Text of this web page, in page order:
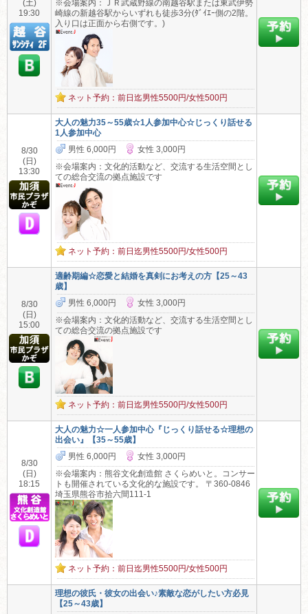
(土)
19:30
※会場案内：ＪＲ武蔵野線の南越谷駅または東武伊勢
崎線の新越谷駅からいずれも徒歩3分(ﾀﾞｲｴｰ側の2階。
入り口は正面から右側です。)
ネット予約：前日迄男性5500円/女性500円
8/30
(日)
13:30
大人の魅力35～55歳☆1人参加中心☆じっくり話せる
1人参加中心
男性 6,000円
女性 3,000円
※会場案内：文化的活動など、交流する生活空間とし
ての総合交流の拠点施設です
ネット予約：前日迄男性5500円/女性500円
8/30
(日)
15:00
適齢期編☆恋愛と結婚を真剣にお考えの方【25～43
歳】
男性 6,000円
女性 3,000円
※会場案内：文化的活動など、交流する生活空間とし
ての総合交流の拠点施設です
ネット予約：前日迄男性5500円/女性500円
8/30
(日)
18:15
大人の魅力☆一人参加中心『じっくり話せる☆理想の
出会い』【35～55歳】
男性 6,000円
女性 3,000円
※会場案内：熊谷文化創造館 さくらめいと。コンサー
トも開催されている文化的な施設です。 〒360-0846
埼玉県熊谷市拾六間111-1
ネット予約：前日迄男性5500円/女性500円
理想の彼氏・彼女の出会い♪素敵な恋がしたい方必見
【25～43歳】